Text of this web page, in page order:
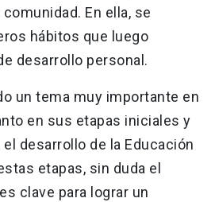
En ella, se
hábitos que luego
desarrollo personal.
un tema muy importante en
en sus etapas iniciales y
desarrollo de la Educación
etapas, sin duda el
clave para lograr un